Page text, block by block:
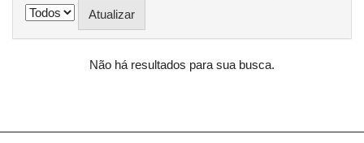
Não há resultados para sua busca.